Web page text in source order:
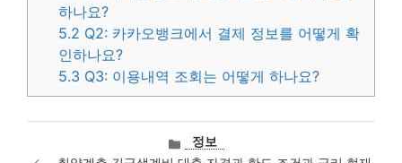
하나요?
5.2 Q2: 카카오뱅크에서 결제 정보를 어떻게 확
인하나요?
5.3 Q3: 이용내역 조회는 어떻게 하나요?
카
테
정보